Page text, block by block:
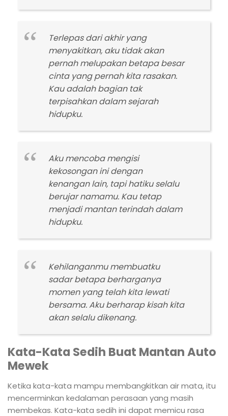
Terlepas dari akhir yang
menyakitkan, aku tidak akan
pernah melupakan betapa besar
cinta yang pernah kita rasakan.
Kau adalah bagian tak
terpisahkan dalam sejarah
hidupku.
Aku mencoba mengisi
kekosongan ini dengan
kenangan lain, tapi hatiku selalu
berujar namamu. Kau tetap
menjadi mantan terindah dalam
hidupku.
Kehilanganmu membuatku
sadar betapa berharganya
momen yang telah kita lewati
bersama. Aku berharap kisah kita
akan selalu dikenang.
Kata-Kata Sedih Buat Mantan Auto
Mewek
Ketika kata-kata mampu membangkitkan air mata, itu
mencerminkan kedalaman perasaan yang masih
membekas. Kata-kata sedih ini dapat memicu rasa